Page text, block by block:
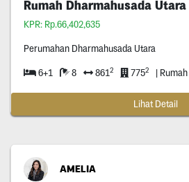
Rumah Dharmahusada Utara
KPR: Rp.66,402,635
Perumahan Dharmahusada Utara
6+1 8 8612 7752 | Rumah
Lihat Detail
AMELIA